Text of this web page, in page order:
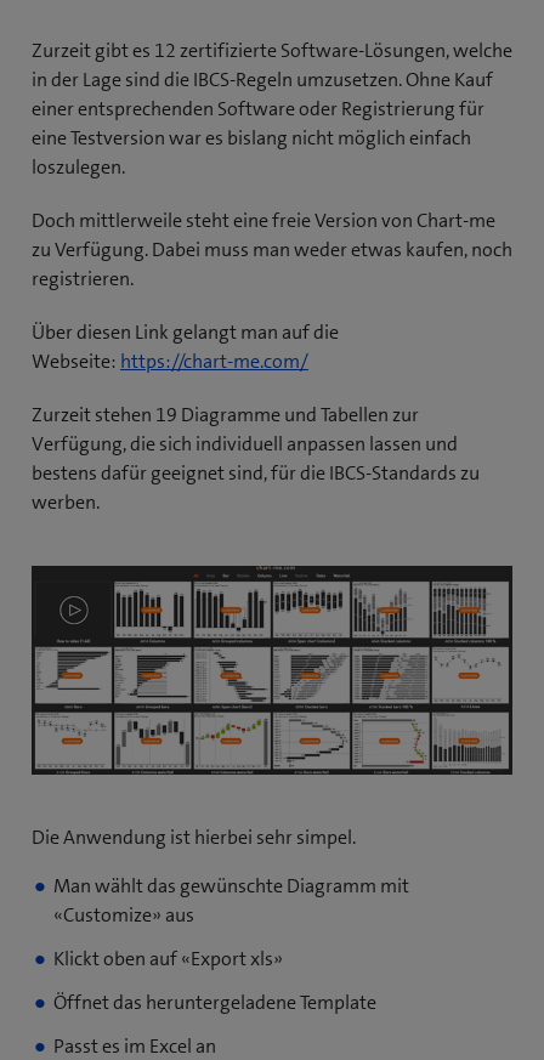
Zurzeit gibt es 12 zertifizierte Software-Lösungen, welche
in der Lage sind die IBCS-Regeln umzusetzen. Ohne Kauf
einer entsprechenden Software oder Registrierung für
eine Testversion war es bislang nicht möglich einfach
loszulegen.
Doch mittlerweile steht eine freie Version von Chart-me
zu Verfügung. Dabei muss man weder etwas kaufen, noch
registrieren.
Über diesen Link gelangt man auf die
Webseite: https://chart-me.com/(
f
f
n
e
i
n
e
u
e
s
e
s
)
Zurzeit stehen 19 Diagramme und Tabellen zur
Verfügung, die sich individuell anpassen lassen und
bestens dafür geeignet sind, für die IBCS-Standards zu
werben.
Die Anwendung ist hierbei sehr simpel.
Man wählt das gewünschte Diagramm mit
«Customize» aus
Klickt oben auf «Export xls»
Öffnet das heruntergeladene Template
Passt es im Excel an